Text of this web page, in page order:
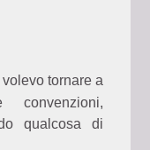
volevo tornare a
qualcosa di